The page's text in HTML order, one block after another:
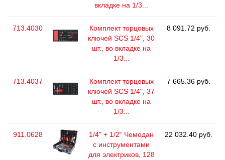
вкладке на 1/3...
713.4030
Комплект торцовых
ключей SCS 1/4", 30
шт., во вкладке на
1/3...
8 091.72 руб.
713.4037
Комплект торцовых
ключей SCS 1/4", 37
шт., во вкладке на
1/3...
7 665.36 руб.
911.0628
1/4" + 1/2“ Чемодан
с инструментами
для электриков, 128
22 032.40 руб.